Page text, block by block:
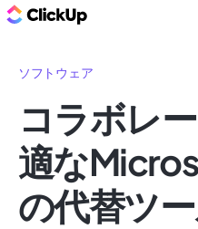
ソフトウェア
コラボレ
適な
の代替ツ